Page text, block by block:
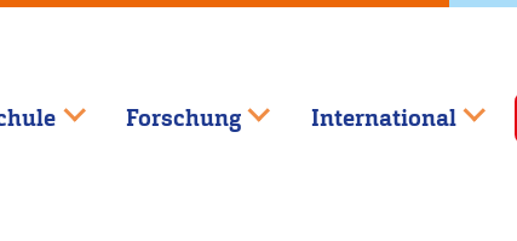
Forschung International